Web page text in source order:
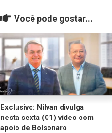
Você pode gostar...
Exclusivo: Nilvan divulga
nesta sexta (01) vídeo com
apoio de Bolsonaro